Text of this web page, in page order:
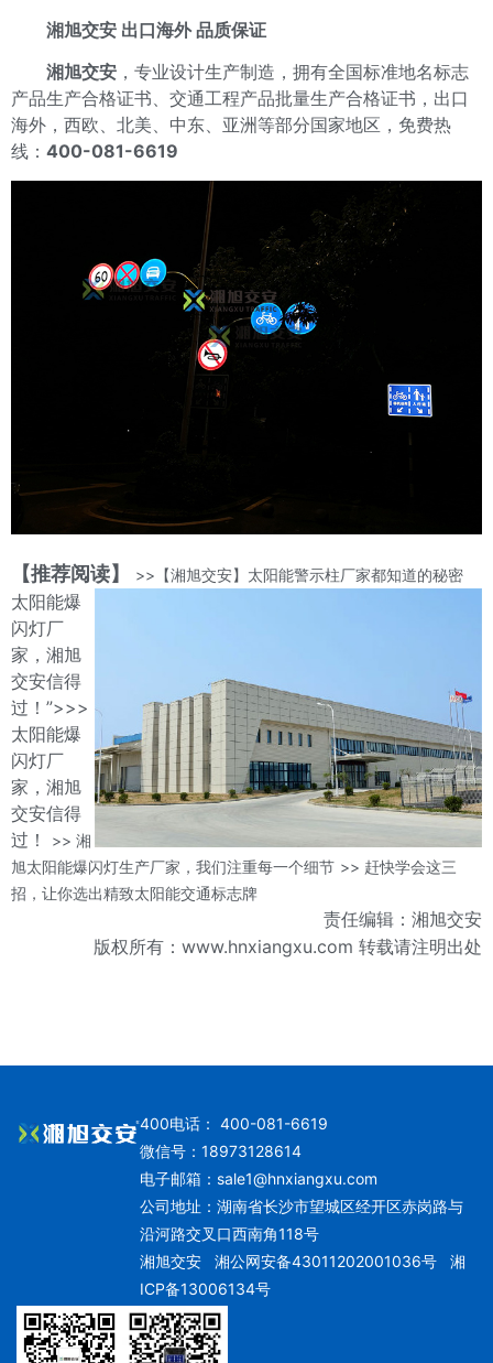
湘旭交安 出口海外 品质保证
湘旭交安 ，专业设计生产制造，拥有全国标准地名标志
产品生产合格证书、交通工程产品批量生产合格证书，出口
海外，西欧、北美、中东、亚洲等部分国家地区，免费热
线： 400-081-6619
【推荐阅读】 >>【湘旭交安】太阳能警示柱厂家都知道的秘密
太阳能爆
闪灯厂
家，湘旭
交安信得
过！”>>>
太阳能爆
闪灯厂
家，湘旭
交安信得
过！
>> 湘
旭太阳能爆闪灯生产厂家，我们注重每一个细节 >> 赶快学会这三
招，让你选出精致太阳能交通标志牌
责任编辑：湘旭交安
版权所有：www.hnxiangxu.com 转载请注明出处
400电话： 400-081-6619
微信号：18973128614
电子邮箱： sale1@hnxiangxu.com
公司地址：湖南省长沙市望城区经开区赤岗路与
沿河路交叉口西南角118号
湘旭交安湘公网安备43011202001036号
湘
ICP备13006134号